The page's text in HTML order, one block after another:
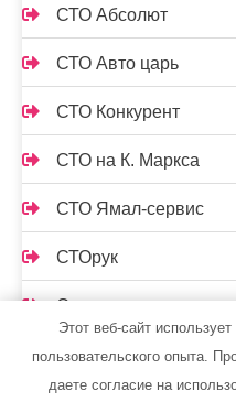
СТО Абсолют
СТО Авто царь
СТО Конкурент
СТО на К. Маркса
СТО Ямал-сервис
СТОрук
Страдивари, сауна
Стрельнинские бани
Стс-автомобили,
Этот веб-сайт
пользовательского опыта.
даете согласие на